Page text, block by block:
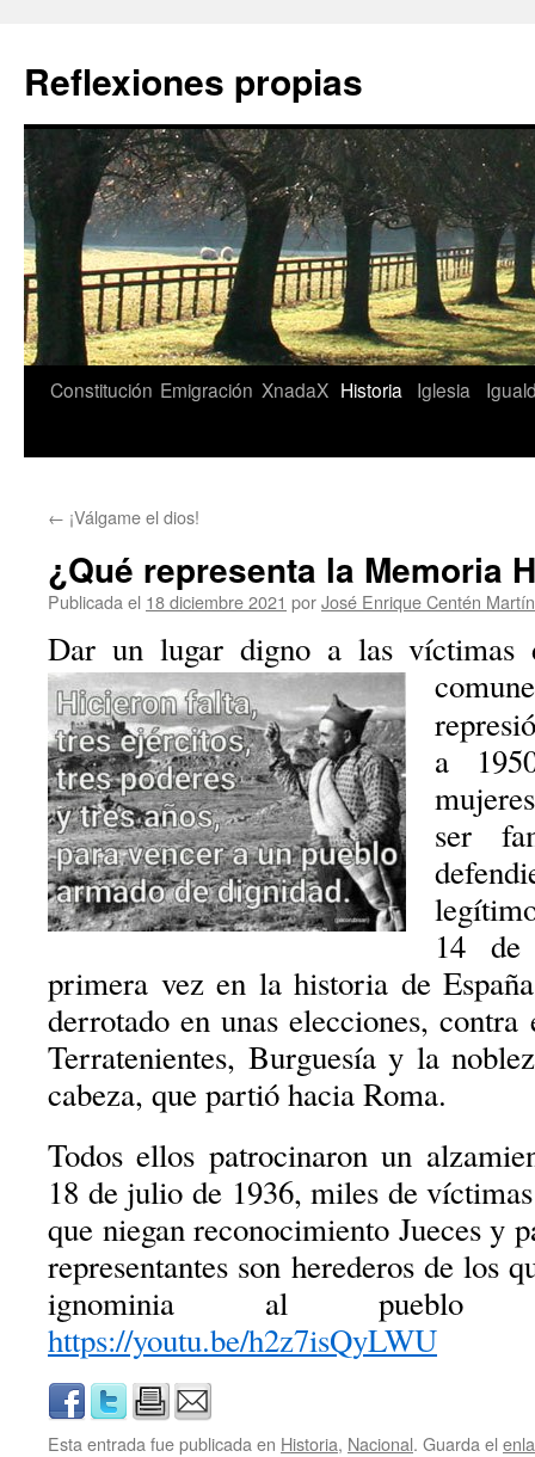
contenido
Reflexiones propias
Constitución Emigración XnadaX Historia Iglesia
← ¡Válgame el dios!
¿Qué representa la Memoria
Publicada el 18 diciembre 2021 porJosé Enrique Centén Martín
Dar un lugar digno a las víctimas
a
ser
14
primera vez en la historia de
derrotado en unas elecciones,
Terratenientes, Burguesía y la
cabeza, que partió hacia Roma.
Todos ellos patrocinaron un
18 de julio de 1936, miles de
que niegan reconocimiento Jueces y
representantes son herederos de los
ignominia al pueblo
https://youtu.be/h2z7isQyLWU
Esta entrada fue publicada en Historia, Nacional. Guarda el